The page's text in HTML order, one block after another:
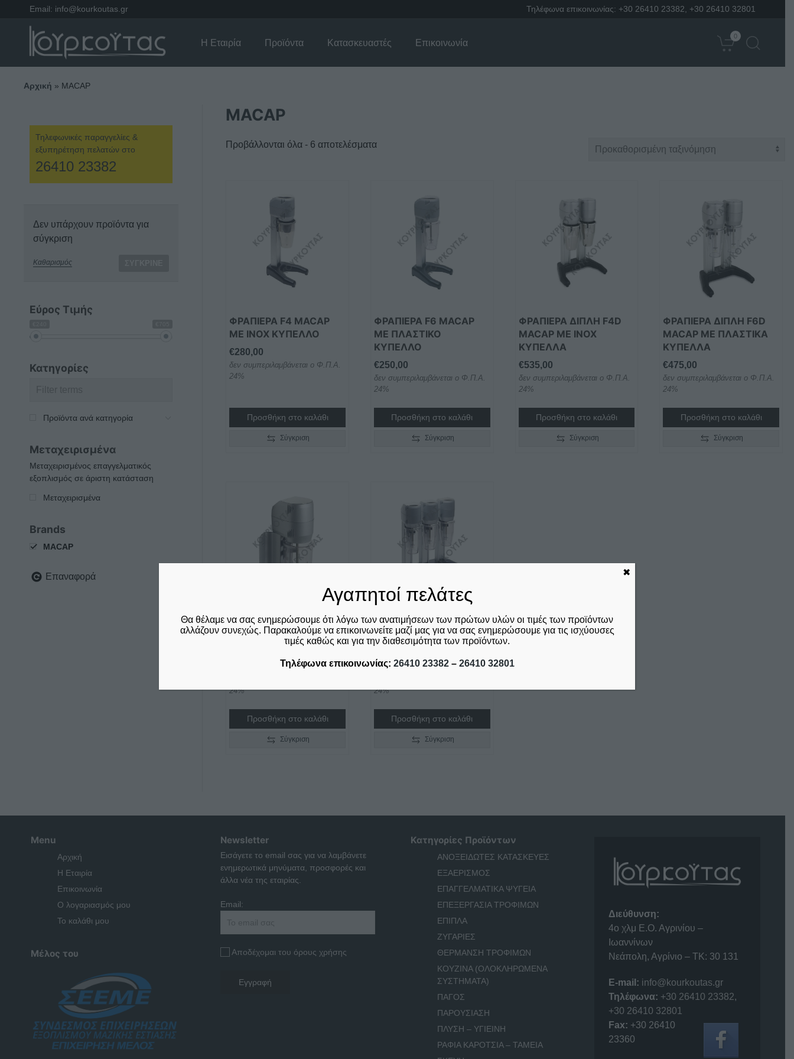
Email: info@kourkoutas.gr Τηλέφωνα επικοινωνίας: +30 26410 23382 +30 26410 32801
Η Εταιρία Προϊόντα Κατασκευαστές Επικοινωνία
0
Αρχική » MACAP
Τηλεφωνικές παραγγελίες &
εξυπηρέτηση πελατών στο
26410 23382
Δεν υπάρχουν προϊόντα για
σύγκριση
Καθαρισμός
Εύρος Τιμής
Κατηγορίες
Προϊόντα ανά κατηγορία
Μεταχειρισμένα
Μεταχειρισμένος επαγγελματικός
εξοπλισμός σε άριστη κατάσταση
Μεταχειρισμένα
Brands
MACAP
Επαναφορά
MACAP
Προβάλλονται όλα - 6 αποτελέσματα
ΦΡΑΠΙΈΡΑ F4 MACAP
ΜΕ INOX ΚΎΠΕΛΛΟ
€280,00
δεν συμπεριλαμβάνεται ο Φ.Π.Α.
24%
Προσθήκη στο καλάθι
Σύγκριση
ΦΡΑΠΙΈΡΑ F6 MACAP
ΜΕ ΠΛΑΣΤΙΚΌ
ΚΎΠΕΛΛΟ
€250,00
δεν συμπεριλαμβάνεται ο Φ.Π.Α.
24%
Προσθήκη στο καλάθι
Σύγκριση
ΦΡΑΠΙΈΡΑ ΔΙΠΛΉ F4D
MACAP ΜΕ INOX
ΚΎΠΕΛΛΑ
€535,00
δεν συμπεριλαμβάνεται ο Φ.Π.Α.
24%
Προσθήκη στο καλάθι
Σύγκριση
ΦΡΑΠΙΈΡΑ ΔΙΠΛΉ F6D
MACAP ΜΕ ΠΛΑΣΤΙΚΆ
ΚΎΠΕΛΛΑ
€475,00
δεν συμπεριλαμβάνεται ο Φ.Π.Α.
24%
Προσθήκη στο καλάθι
Σύγκριση
ΦΡΑΠΙΈΡΑ ΤΟΊΧΟΥ F6P
MACAP ΜΕ ΠΛΑΣΤΙΚΌ
24%
Προσθήκη στο καλάθι
Σύγκριση
ΦΡΑΠΙΈΡΑ ΤΡΙΠΛΉ F6T
MACAP ΜΕ ΠΛΑΣΤΙΚΆ
ΚΎΠΕΛΛΑ
€705,00
24%
Προσθήκη στο καλάθι
Σύγκριση
Menu
Αρχική
Η Εταιρία
Επικοινωνία
Ο λογαριασμός μου
Το καλάθι μου
Μέλος του
Newsletter
Εισάγετε το email σας για να λαμβάνετε
ενημερωτικά μηνύματα, προσφορές και
άλλα νέα της εταιρίας.
Email:
Αποδέχομαι του όρους χρήσης
Κατηγορίες Προϊόντων
ΑΝΟΞΕΙΔΩΤΕΣ ΚΑΤΑΣΚΕΥΕΣ
ΕΞΑΕΡΙΣΜΟΣ
ΕΠΑΓΓΕΛΜΑΤΙΚΑ ΨΥΓΕΙΑ
ΕΠΕΞΕΡΓΑΣΙΑ ΤΡΟΦΙΜΩΝ
ΕΠΙΠΛΑ
ΖΥΓΑΡΙΕΣ
ΘΕΡΜΑΝΣΗ ΤΡΟΦΙΜΩΝ
ΚΟΥΖΙΝΑ (ΟΛΟΚΛΗΡΩΜΕΝΑ
ΣΥΣΤΗΜΑΤΑ)
ΠΑΓΟΣ
ΠΑΡΟΥΣΙΑΣΗ
ΠΛΥΣΗ – ΥΓΙΕΙΝΗ
ΡΑΦΙΑ ΚΑΡΟΤΣΙΑ – ΤΑΜΕΙΑ
Διεύθυνση:
4o χλμ Ε.Ο. Αγρινίου –
Ιωαννίνων
Νεάπολη, Αγρίνιο – ΤΚ: 30 131
E-mail: info@kourkoutas.gr
Τηλέφωνα: +30 26410 23382,
+30 26410 32801
Fax: +30 26410
23360
Αγαπητοί πελάτες
Θα θέλαμε να σας ενημερώσουμε ότι λόγω των ανατιμήσεων των πρώτων υλών οι τιμές των προϊόντων
αλλάζουν συνεχώς. Παρακαλούμε να επικοινωνείτε μαζί μας για να σας ενημερώσουμε για τις ισχύουσες
τιμές καθώς και για την διαθεσιμότητα των προϊόντων.
Τηλέφωνα επικοινωνίας: 26410 23382– 26410 32801
✖